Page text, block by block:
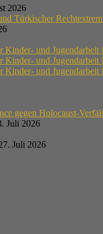
2026
Türkischer
und Jugendarbeit
und Jugendarbeit
und Jugendarbeit
gegen Holocaust-
Juli 2026
Juli 2026